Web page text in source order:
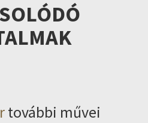
további művei